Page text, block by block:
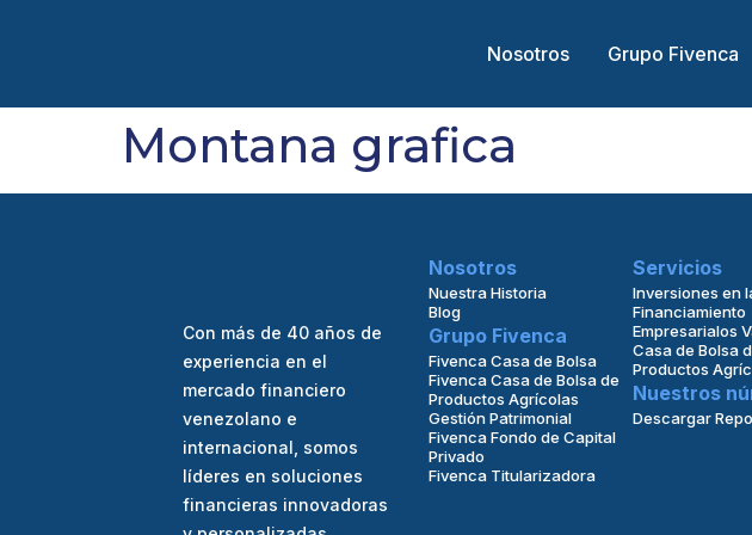
Nosotros Grupo Fivenca
Montana grafica
Con más de 40 años de
experiencia en el
mercado financiero
venezolano e
internacional, somos
líderes en soluciones
financieras innovadoras
Nosotros
Nuestra Historia
Blog
Grupo Fivenca
Fivenca Casa de Bolsa
Fivenca Casa de Bolsa de
Productos Agrícolas
Gestión Patrimonial
Fivenca Fondo de Capital
Privado
Fivenca Titularizadora
Servicios
Inversiones en
Financiamiento
Empresarialos
Casa de Bolsa
Productos
Nuestros
Descargar